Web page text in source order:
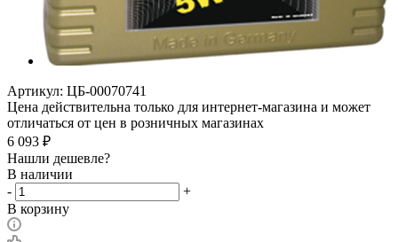
Артикул: ЦБ-00070741
Цена действительна только для интернет-магазина и может
отличаться от цен в розничных магазинах
6 093 ₽
Нашли дешевле?
В наличии
-
+
В корзину